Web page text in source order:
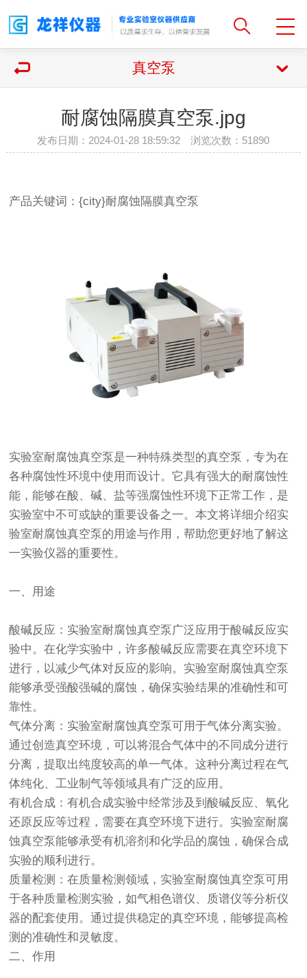
真空泵
耐腐蚀隔膜真空泵.jpg
发布日期：2024-01-28 18:59:32 浏览次数： 51890
产品关键词：{city}耐腐蚀隔膜真空泵
实验室耐腐蚀真空泵是一种特殊类型的真空泵，专为在
各种腐蚀性环境中使用而设计。它具有强大的耐腐蚀性
能，能够在酸、碱、盐等强腐蚀性环境下正常工作，是
实验室中不可或缺的重要设备之一。本文将详细介绍实
验室耐腐蚀真空泵的用途与作用，帮助您更好地了解这
一实验仪器的重要性。
一、用途
酸碱反应：实验室耐腐蚀真空泵广泛应用于酸碱反应实
验中。在化学实验中，许多酸碱反应需要在真空环境下
进行，以减少气体对反应的影响。实验室耐腐蚀真空泵
能够承受强酸强碱的腐蚀，确保实验结果的准确性和可
靠性。
气体分离：实验室耐腐蚀真空泵可用于气体分离实验。
通过创造真空环境，可以将混合气体中的不同成分进行
分离，提取出纯度较高的单一气体。这种分离过程在气
体纯化、工业制气等领域具有广泛的应用。
有机合成：有机合成实验中经常涉及到酸碱反应、氧化
还原反应等过程，需要在真空环境下进行。实验室耐腐
蚀真空泵能够承受有机溶剂和化学品的腐蚀，确保合成
实验的顺利进行。
质量检测：在质量检测领域，实验室耐腐蚀真空泵可用
于各种质量检测实验，如气相色谱仪、质谱仪等分析仪
器的配套使用。通过提供稳定的真空环境，能够提高检
测的准确性和灵敏度。
二、作用